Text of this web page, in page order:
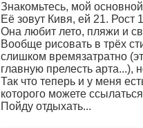
Знакомьтесь, мой
Её зовут Кивя, ей 21. Рост
Она любит лето, пляжи и
Вообще рисовать в трёх
слишком времязатратно
главную прелесть арта...),
Так что теперь и у меня
которого можете
Пойду отдыхать...